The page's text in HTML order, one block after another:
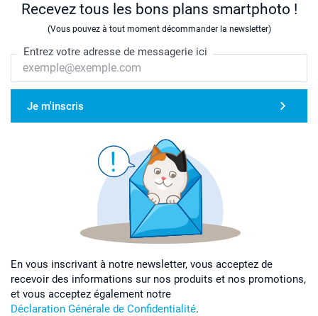
Recevez tous les bons plans smartphoto !
(Vous pouvez à tout moment décommander la newsletter)
Entrez votre adresse de messagerie ici
Je m'inscris
En vous inscrivant à notre newsletter, vous acceptez de
recevoir des informations sur nos produits et nos promotions,
et vous acceptez également notre
Déclaration Générale de Confidentialité.